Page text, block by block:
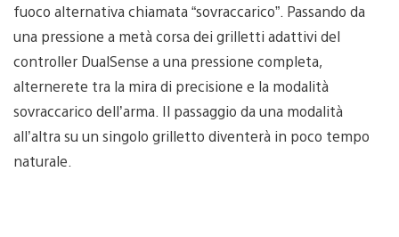
fuoco alternativa chiamata “sovraccarico”. Passando da
una pressione a metà corsa dei grilletti adattivi del
controller DualSense a una pressione completa,
alternerete tra la mira di precisione e la modalità
sovraccarico dell’arma. Il passaggio da una modalità
all’altra su un singolo grilletto diventerà in poco tempo
naturale.